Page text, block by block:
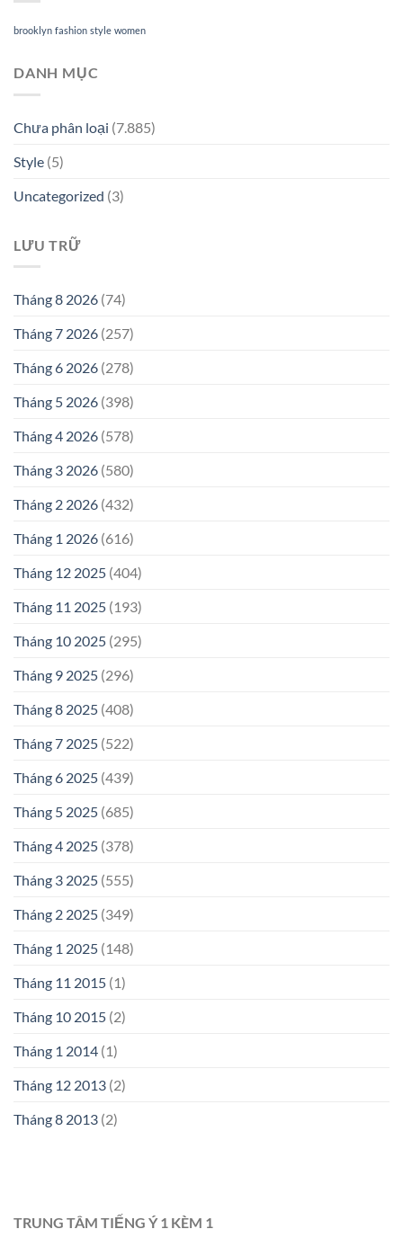
brooklyn fashion style women
DANH MỤC
Chưa phân loại (7.885)
Style (5)
Uncategorized (3)
LƯU TRỮ
Tháng 8 2026 (74)
Tháng 7 2026 (257)
Tháng 6 2026 (278)
Tháng 5 2026 (398)
Tháng 4 2026 (578)
Tháng 3 2026 (580)
Tháng 2 2026 (432)
Tháng 1 2026 (616)
Tháng 12 2025 (404)
Tháng 11 2025 (193)
Tháng 10 2025 (295)
Tháng 9 2025 (296)
Tháng 8 2025 (408)
Tháng 7 2025 (522)
Tháng 6 2025 (439)
Tháng 5 2025 (685)
Tháng 4 2025 (378)
Tháng 3 2025 (555)
Tháng 2 2025 (349)
Tháng 1 2025 (148)
Tháng 11 2015 (1)
Tháng 10 2015 (2)
Tháng 1 2014 (1)
Tháng 12 2013 (2)
Tháng 8 2013 (2)
TRUNG TÂM TIẾNG Ý 1 KÈM 1